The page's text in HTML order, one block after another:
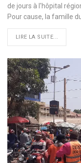
de jours à l'hôpital
Pour cause, la famille
LIRE LA SUITE...